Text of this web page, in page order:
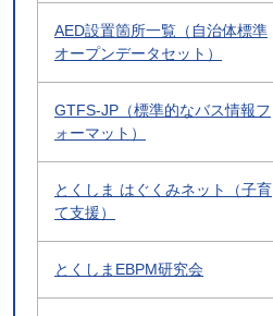
AED設置箇所一覧（自治体標準
オープンデータセット）
GTFS-JP（標準的なバス情報フ
ォーマット）
とくしま はぐくみネット（子育
て支援）
とくしまEBPM研究会